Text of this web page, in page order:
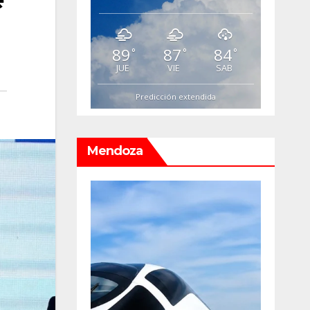
89 °
JUE
87 °
VIE
84°
SAB
Predicción extendida
Mendoza